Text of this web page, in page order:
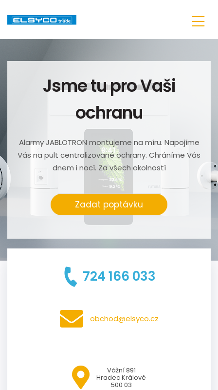
Jsme tu pro Vaši
ochranu
Alarmy JABLOTRON montujeme na míru. Napojíme
Vás na pult centralizované ochrany. Chráníme Vás
dnem i nocí. Za všech okolností
Zadat poptávku
724 166 033
obchod@elsyco.cz
Vážní 891
Hradec Králové
500 03